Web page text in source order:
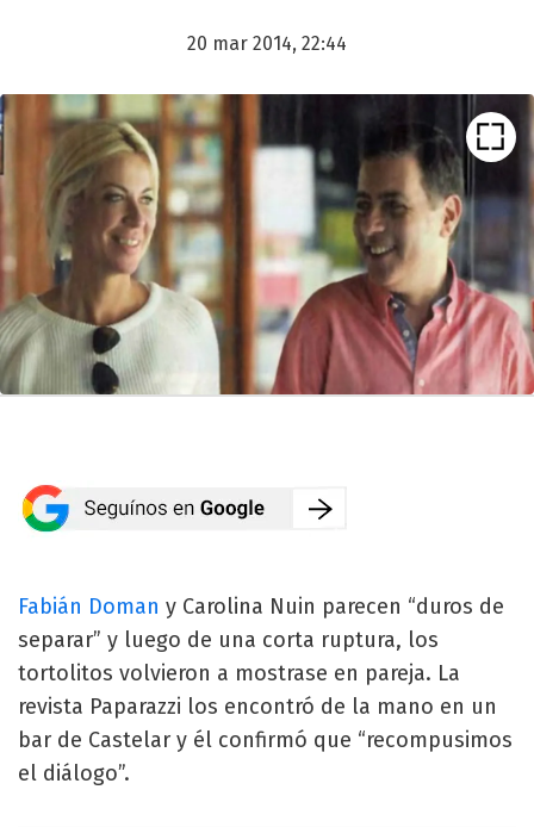
20 mar 2014, 22:44
Fabián Doman y Carolina Nuin parecen “duros de
separar” y luego de una corta ruptura, los
tortolitos volvieron a mostrase en pareja. La
revista Paparazzi los encontró de la mano en un
bar de Castelar y él confirmó que “recompusimos
el diálogo”.